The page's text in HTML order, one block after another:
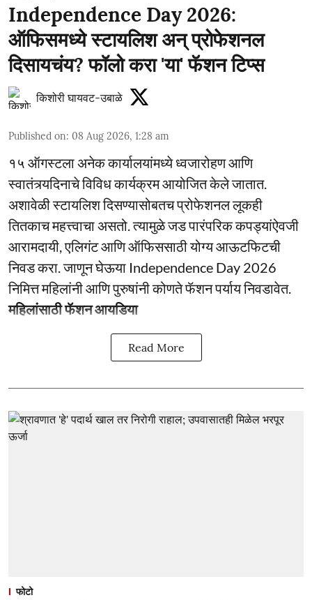
Independence Day 2026:
ऑफिसमध्ये स्टायलिश अन् प्रोफेशनल
दिसायचंय? फॉलो करा 'या' फॅशन टिप्स
किशोरी घायवट-उबाळे
Published on: 08 Aug 2026, 1:28 am
१५ ऑगस्टला अनेक कार्यालयांमध्ये ध्वजारोहण आणि
स्वातंत्र्यदिनाचे विविध कार्यक्रम आयोजित केले जातात.
अशावेळी स्टायलिश दिसण्यासोबतच प्रोफेशनल लूकही
तितकाच महत्त्वाचा असतो. त्यामुळे जड पारंपरिक कपड्यांऐवजी
आरामदायी, एलिगंट आणि ऑफिससाठी योग्य आऊटफिटची
निवड करा. जाणून घेऊया Independence Day 2026
निमित्त महिलांनी आणि पुरुषांनी कोणते फॅशन पर्याय निवडावेत.
महिलांसाठी फॅशन आयडिया
Read More
फोटो